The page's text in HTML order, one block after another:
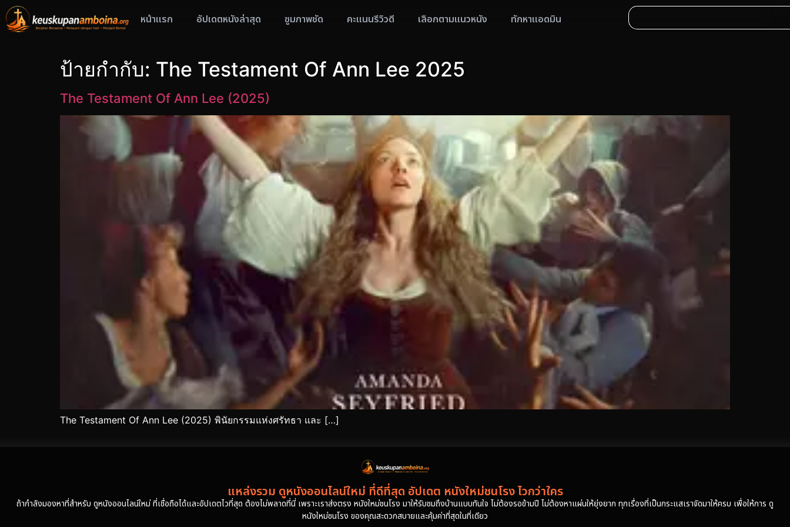
หน้าแรก อัปเดตหนังล่าสุด ซูมภาพชัด คะแนนรีวิวดี เลือกตามแนวหนัง ทักหาแอดมิน
ป้ายกำกับ: The Testament Of Ann Lee 2025
The Testament Of Ann Lee (2025)
The Testament Of Ann Lee (2025) พินัยกรรมแห่งศรัทธา และ […]
แหล่งรวม ดูหนังออนไลน์ใหม่ ที่ดีที่สุด อัปเดต หนังใหม่ชนโรง ไวกว่าใคร
ถ้ากำลังมองหาที่สำหรับ ดูหนังออนไลน์ใหม่ ที่เชื่อถือได้และอัปเดตไวที่สุด ต้องไม่พลาดที่นี่ เพราะเราส่งตรง หนังใหม่ชนโรง มาให้รับชมถึงบ้านแบบทันใจ ไม่ต้องรอข้ามปี ไม่ต้องหาแผ่นให้ยุ่งยาก ทุกเรื่องที่เป็นกระแสเราจัดมาให้ครบ เพื่อให้การ ดู
หนังใหม่ชนโรง ของคุณสะดวกสบายและคุ้มค่าที่สุดในที่เดียว